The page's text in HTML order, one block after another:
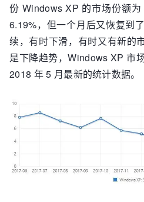
份 Windows XP 的市场份额
6.19%，但一个月后又恢复到
续，有时下滑，有时又有新的
是下降趋势，Windows XP 市
2018 年 5 月最新的统计数据。